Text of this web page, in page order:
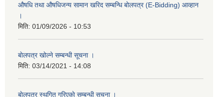
औषधि तथा औषधिजन्य सामान खरिद सम्बन्धि बोलपत्र (E-Bidding) आव्हान
।
मिति: 01/09/2026 - 10:53
बाेलपत्र खोल्ने सम्बन्धी सूचना ।
मिति: 03/14/2021 - 14:08
बाेलपत्र स्थगित गरिएकाे सम्बन्धी सूचना ।